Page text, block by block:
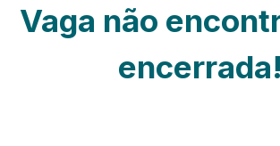
Vaga não
encerrada!